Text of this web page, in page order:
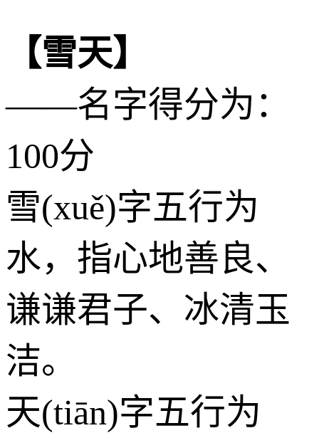
【雪天】
——名字得分为：
100分
雪(xuě)字五行为
水，指心地善良、
谦谦君子、冰清玉
洁。
天(tiān)字五行为